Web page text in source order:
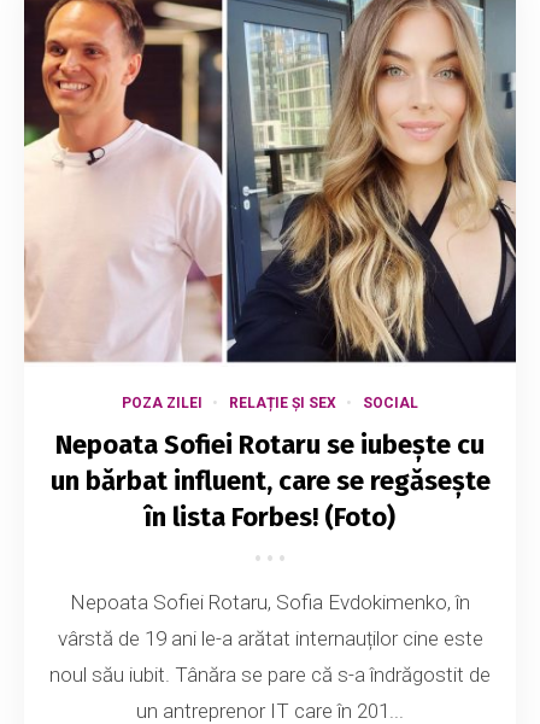
POZA ZILEI RELAȚIE ȘI SEX SOCIAL
Nepoata Sofiei Rotaru se iubește cu
un bărbat influent, care se regăsește
în lista Forbes! (Foto)
Nepoata Sofiei Rotaru, Sofia Evdokimenko, în
vârstă de 19 ani le-a arătat internauților cine este
noul său iubit. Tânăra se pare că s-a îndrăgostit de
un antreprenor IT care în 201...